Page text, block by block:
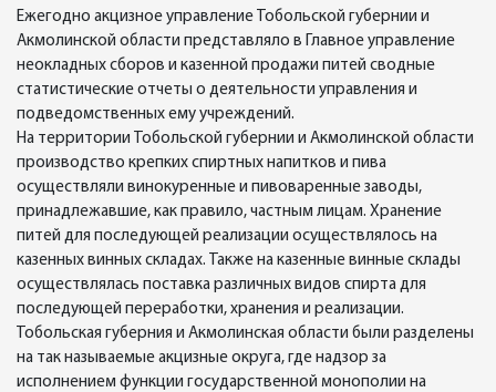
Ежегодно акцизное управление Тобольской губернии и
Акмолинской области представляло в Главное управление
неокладных сборов и казенной продажи питей сводные
статистические отчеты о деятельности управления и
подведомственных ему учреждений.
На территории Тобольской губернии и Акмолинской области
производство крепких спиртных напитков и пива
осуществляли винокуренные и пивоваренные заводы,
принадлежавшие, как правило, частным лицам. Хранение
питей для последующей реализации осуществлялось на
казенных винных складах. Также на казенные винные склады
осуществлялась поставка различных видов спирта для
последующей переработки, хранения и реализации.
Тобольская губерния и Акмолинская области были разделены
на так называемые акцизные округа, где надзор за
исполнением функции государственной монополии на